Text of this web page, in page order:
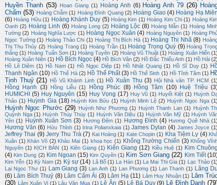
Huyền Thanh (53) Hoan Giang (1) Hoàng Anh (6) Hoàng Anh 79 (26)
Chẩm (53) Hoàng Chẫm (1) Hoàng Đình Quang (2) Hoàng Giao (4) Hoàng Hạ
(6) Hoàng Hữu (1) Hoàng Khánh Duy (5) Hoàng Kim (1) Hoàng Kim Chi (1) Hoàng
Oanh (2) Hoàng Linh (6) Hoàng Long (2) Hoàng Lộc (8) Hoàng Mẫn (1) Hoàng
Tường (2) Hoàng Nghĩa Lược (1) Hoàng Ngọc Xuân (4) Hoàng Nguyên (1) Hoàng
Ngọc Tường (1) Hoàng Thảo Chi (1) Hoàng Thị Bích Hà (1) Hoàng Thị Nhã (8)
Thị Thu Thủy (2) Hoàng Trang (1) Hoàng Trần (1) Hoàng Trọng Quý (9) Hoàng
thắng (1) Hoàng Tuấn Sơn (1) Hoàng Tuyên (2) Hoàng Vũ Thuật (1) Hoàng Xuân Hiến
Hoàng Xuân Niên (1) Hồ Bích Ngọc (4) Hồ Bích Vân (2) Hồ Đắc Thiếu Anh (1) Hồ Hải
Hồ Lê Diêm (1) Hồ Nam (1) Hồ Ngọc Diệp (1) Hồ Nhật Quang (1) Hồ Sĩ Duy (1)
Thanh Ngân (10) Hồ Thế Hà (2) Hồ Thế Phất (3) Hồ Thế Sinh (1) Hồ Tĩnh Tâm (1)
Tịnh Thuỷ (21) Hồ Vũ Khánh Linh (1) Hồ Xuân Thu (3) Hội Nhà văn TP. HCM
Hồng Hạnh (3) Hồng Liễu (1) Hồng Phúc (8) Hồng Tâm (10) Huệ Triệu
HUMICHI
(5) Huy Nguyên (15) Huy Vọng (17) Huy Vũ (1) Huyết Kiệt (1) Huỳnh
Thảo (1) Huỳnh Gia (18) Huỳnh Kim Bửu (1) Huỳnh Minh Lệ (2) Huỳnh Ngọc Nga
Huỳnh Ngọc Phước (29) Huỳnh Như Phương (1) Huỳnh Thanh Lan (1)
Huỳnh
Quỳnh Nga (1) Huỳnh Thúy Thúy (1) Huỳnh Văn Diệu (1) Huỳnh Văn Mỹ (1) Huỳnh
Yên (1) Huỳnh Xuân Sơn (3) Hương Đêm (1) Hương Đình (4) Hương Quê Nhà
Hương Văn (6) Hửu Thỉnh (1) Irina Polianxkaia (1) James Dylan (4) James Joyce
Jeffrey Thai (9) Jerry Thu Trà (7) Kai Hoàng (1) Kate Chopin (1) Kha Tiệm Ly (4)
Xuân (1) Khán Võ (2) Khảo Mai (1) khoa học (1) Khổng Trường Chiến (3) Khổng
Nguyên (1) KỊCH BẢN (1) Kiên Giang (1) Kiến Giang (12) Kiều Huệ (1) Kim
(4) Kim Dung (2) Kim Ngoan (15) Kim Quyên (1) Kim Sơn Giang (22) Kim Tiết
Kim Yến (1) Kỳ Nam (2) Ký sự (14) Lã Bố (1) La Hán (1) La Mai Thi Gia (1) Lạc Thảo
Lại Ngọc Thư (1) Lam Giang (3) Lan Anh (1) Lan Phương (1) Lan Thanh (1) Lãng
(6) Lâm Bích Thuỷ (8) Lâm Cẩm Ái (3) Lâm Hạ (11) Lâm Huy Nhuận (1) Lâm
(30) Lâm Xuân Vi (1) Lâu Văn Mua (1) Lê Ân (5) Lê Bá Duy (9) Lê Đình Danh